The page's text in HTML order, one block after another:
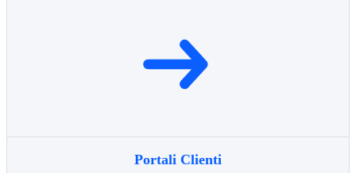
Portali Clienti